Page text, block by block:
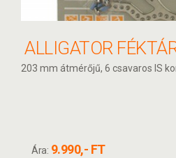
203 mm átmérőjű, 6 csavaros IS
Ára: 9.990,- FT